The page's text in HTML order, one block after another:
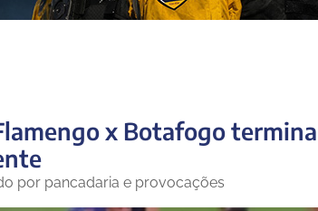
x Botafogo termina
por pancadaria e provocações